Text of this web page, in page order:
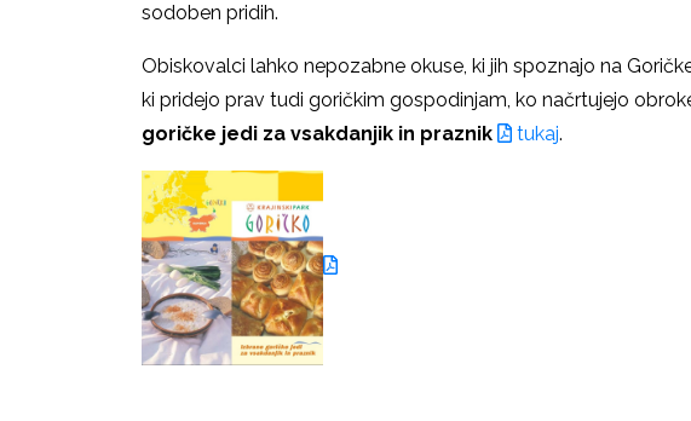
sodoben pridih.
Obiskovalci lahko nepozabne okuse, ki jih spoznajo na
ki pridejo prav tudi goričkim gospodinjam, ko načrtujejo
goričke jedi za vsakdanjik in praznik
tukaj.